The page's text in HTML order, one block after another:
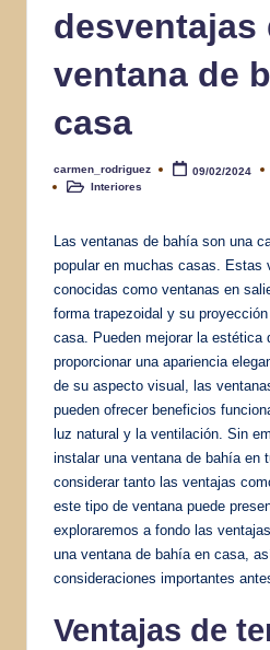
desventajas
ventana de
casa
Publicado
por
carmen_rodriguez 09/02/2024
PublicadoInteriores
Las ventanas de bahía son una
popular en muchas casas. Estas
conocidas como ventanas en
forma trapezoidal y su
casa. Pueden mejorar la estética
proporcionar una apariencia
de su aspecto visual, las
pueden ofrecer beneficios
luz natural y la ventilación. Sin
instalar una ventana de bahía en
considerar tanto las ventajas
este tipo de ventana puede
exploraremos a fondo las
una ventana de bahía en casa,
consideraciones importantes
Ventajas de